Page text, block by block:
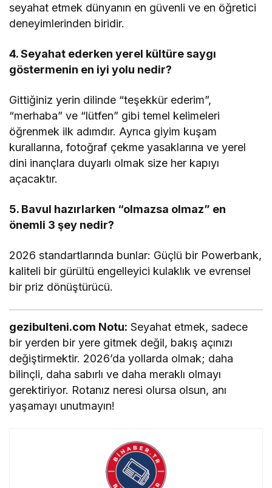
seyahat etmek dünyanın en güvenli ve en öğretici
deneyimlerinden biridir.
4. Seyahat ederken yerel kültüre saygı
göstermenin en iyi yolu nedir?
Gittiğiniz yerin dilinde “teşekkür ederim”,
“merhaba” ve “lütfen” gibi temel kelimeleri
öğrenmek ilk adımdır. Ayrıca giyim kuşam
kurallarına, fotoğraf çekme yasaklarına ve yerel
dini inançlara duyarlı olmak size her kapıyı
açacaktır.
5. Bavul hazırlarken “olmazsa olmaz” en
önemli 3 şey nedir?
2026 standartlarında bunlar: Güçlü bir Powerbank,
kaliteli bir gürültü engelleyici kulaklık ve evrensel
bir priz dönüştürücü.
gezibulteni.com Notu: Seyahat etmek, sadece
bir yerden bir yere gitmek değil, bakış açınızı
değiştirmektir. 2026’da yollarda olmak; daha
bilinçli, daha sabırlı ve daha meraklı olmayı
gerektiriyor. Rotanız neresi olursa olsun, anı
yaşamayı unutmayın!